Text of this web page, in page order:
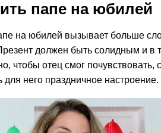
папе на юбилей
на юбилей вызывает больше
должен быть солидным и
чтобы отец смог
для него праздничное настроение.